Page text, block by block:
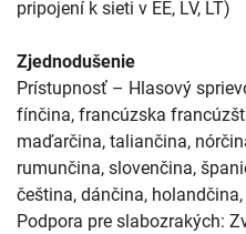
pripojení k sieti v EE, LV, LT)
Zjednodušenie
Prístupnosť – Hlasový
fínčina, francúzska
maďarčina, taliančina,
rumunčina, slovenčina,
čeština, dánčina,
Podpora pre slabozrakých: